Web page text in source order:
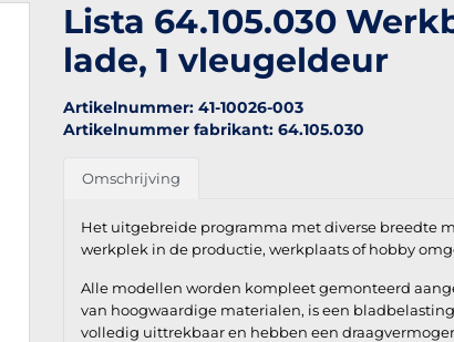
Lista 64.105.030
lade, 1 vleugeldeur
Artikelnummer: 41-10026-003
Artikelnummer fabrikant: 64.105.030
Omschrijving
Het uitgebreide programma met diverse breedte
werkplek in de productie, werkplaats of hobby
Alle modellen worden kompleet gemonteerd
van hoogwaardige materialen, is een
volledig uittrekbaar en hebben een